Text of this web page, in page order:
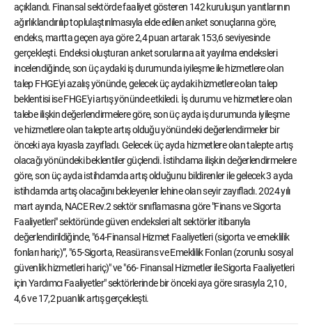
açıklandı. Finansal sektörde faaliyet gösteren 142 kuruluşun yanıtlarının
ağırlıklandırılıp toplulaştırılmasıyla elde edilen anket sonuçlarına göre,
endeks, martta geçen aya göre 2,4 puan artarak 153,6 seviyesinde
gerçekleşti. Endeksi oluşturan anket sorularına ait yayılma endeksleri
incelendiğinde, son üç aydaki iş durumunda iyileşme ile hizmetlere olan
talep FHGE'yi azalış yönünde, gelecek üç aydaki hizmetlere olan talep
beklentisi ise FHGE'yi artış yönünde etkiledi. İş durumu ve hizmetlere olan
talebe ilişkin değerlendirmelere göre, son üç ayda iş durumunda iyileşme
ve hizmetlere olan talepte artış olduğu yönündeki değerlendirmeler bir
önceki aya kıyasla zayıfladı. Gelecek üç ayda hizmetlere olan talepte artış
olacağı yönündeki beklentiler güçlendi. İstihdama ilişkin değerlendirmelere
göre, son üç ayda istihdamda artış olduğunu bildirenler ile gelecek 3 ayda
istihdamda artış olacağını bekleyenler lehine olan seyir zayıfladı. 2024 yılı
mart ayında, NACE Rev.2 sektör sınıflamasına göre "Finans ve Sigorta
Faaliyetleri" sektöründe güven endeksleri alt sektörler itibarıyla
değerlendirildiğinde, "64-Finansal Hizmet Faaliyetleri (sigorta ve emeklilik
fonları hariç)”, "65-Sigorta, Reasürans ve Emeklilik Fonları (zorunlu sosyal
güvenlik hizmetleri hariç)" ve "66- Finansal Hizmetler ile Sigorta Faaliyetleri
için Yardımcı Faaliyetler" sektörlerinde bir önceki aya göre sırasıyla 2,10 ,
4,6 ve 17,2 puanlık artış gerçekleşti.